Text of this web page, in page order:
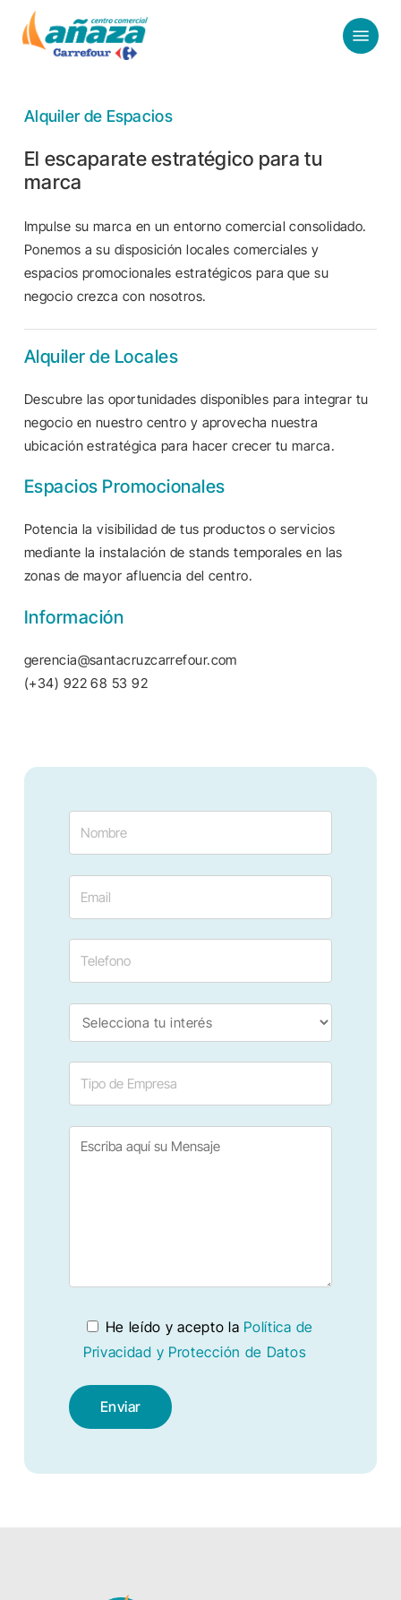
Menu
Alquiler de Espacios
El escaparate estratégico para tu
marca
Impulse su marca en un entorno comercial consolidado.
Ponemos a su disposición locales comerciales y
espacios promocionales estratégicos para que su
negocio crezca con nosotros.
Alquiler de Locales
Descubre las oportunidades disponibles para integrar tu
negocio en nuestro centro y aprovecha nuestra
ubicación estratégica para hacer crecer tu marca.
Espacios Promocionales
Potencia la visibilidad de tus productos o servicios
mediante la instalación de stands temporales en las
zonas de mayor afluencia del centro.
Información
gerencia@santacruzcarrefour.com
(+34) 922 68 53 92
He leído y acepto la Política de
Privacidad y Protección de Datos